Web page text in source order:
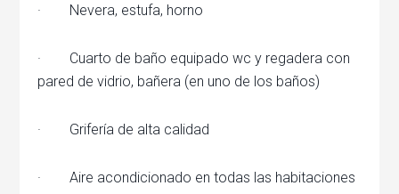
· Nevera, estufa, horno
· Cuarto de baño equipado wc y regadera con
pared de vidrio, bañera (en uno de los baños)
· Grifería de alta calidad
· Aire acondicionado en todas las habitaciones